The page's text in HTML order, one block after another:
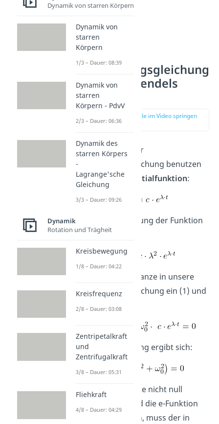
Schwingungsgleichung
des Federpendels
lösen
zur Stelle im Video springen
(03:40)
Für das Lösen der
Schwingungsgleichung benutzen
wir eineExponentialfunktion:
Die zweite Ableitung der Funktion
lautet:
Wir setzen das Ganze in unsere
Schwingungsgleichung ein (1) und
erhalten (2):
Durch Umformung ergibt sich:
Da c als Konstante nicht null
werden kann und die e-Funktion
nie null sein kann, muss der in
Dynamik von starren Körpern
Dynamik von
starren
Körpern
1/3 – Dauer: 08:39
Dynamik von
starren
Körpern - PdvV
2/3 – Dauer: 06:36
Dynamik des
starren Körpers
-
Lagrange'sche
Gleichung
3/3 – Dauer: 09:26
Dynamik
Rotation und Trägheit
Kreisbewegung
1/8 – Dauer: 04:22
Kreisfrequenz
2/8 – Dauer: 03:08
Zentripetalkraft
und
Zentrifugalkraft
3/8 – Dauer: 05:31
Fliehkraft
4/8 – Dauer: 04:29